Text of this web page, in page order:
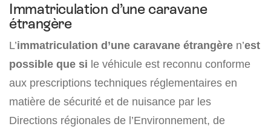
Immatriculation d’une caravane
étrangère
L’immatriculation d’une caravane étrangère n’est
possible que si le véhicule est reconnu conforme
aux prescriptions techniques réglementaires en
matière de sécurité et de nuisance par les
Directions régionales de l’Environnement, de